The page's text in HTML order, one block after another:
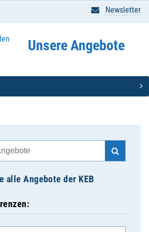
Newsletter
Unsere Angebote
alle Angebote der KEB